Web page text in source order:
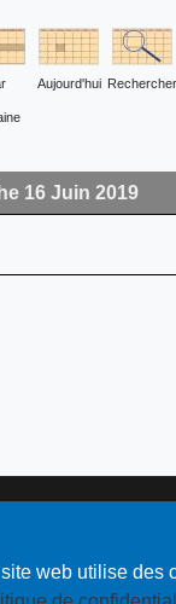
web utilise des
Aujourd'hui Rechercher
16 Juin 2019